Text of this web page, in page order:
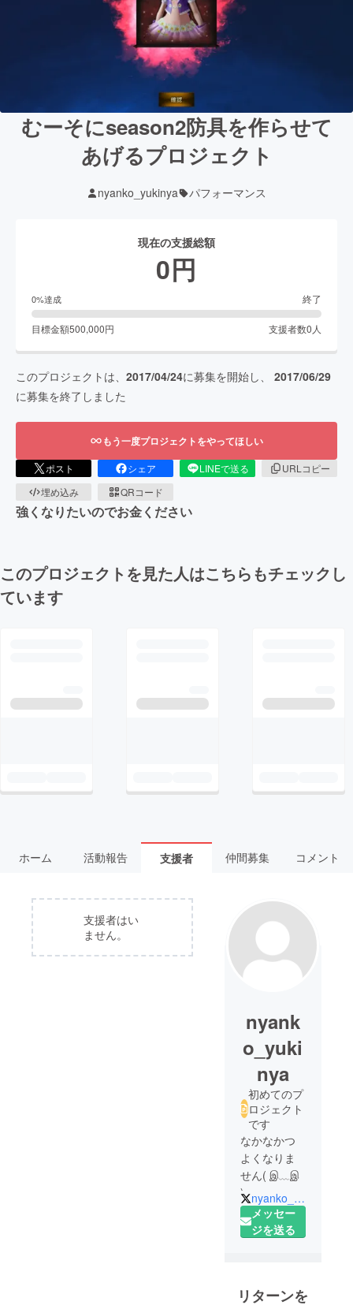
むーそにseason2防具を作らせて
あげるプロジェクト
nyanko_yukinya パフォーマンス
現在の支援総額
0円
0%達成 終了
目標金額500,000円 支援者数0 人
このプロジェクトは、 2017/04/24に募集を開始し、 2017/06/29
に募集を終了しました
もう一度プロジェクトをやってほしい
ポスト シェア LINEで送る
URLコピー
埋め込み
QRコード
強くなりたいのでお金ください
このプロジェクトを見た人はこちらもチェックし
ています
ホーム 活動報告 支援者 仲間募集 コメント
支援者はい
ません。
nyank
o_yuki
nya
初めてのプ
ロジェクト
です
なかなかつ
よくなりま
せん( இ﹏இ
)
見かけたら
手加減やフ
ゲーム名
nyanko_yukinya
メッセー
ジを送る
リターンを